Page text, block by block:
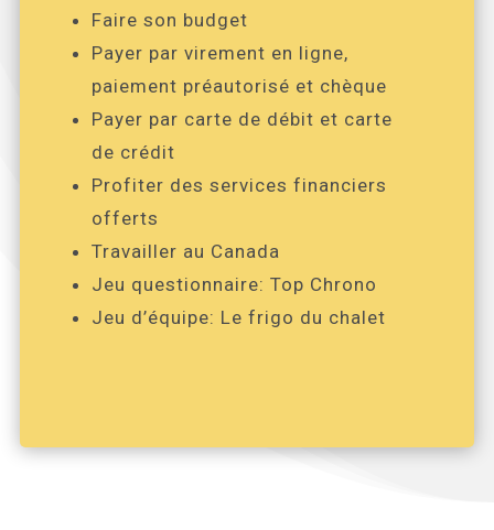
Faire son budget
Payer par virement en ligne,
paiement préautorisé et chèque
Payer par carte de débit et carte
de crédit
Profiter des services financiers
offerts
Travailler au Canada
Jeu questionnaire: Top Chrono
Jeu d’équipe: Le frigo du chalet